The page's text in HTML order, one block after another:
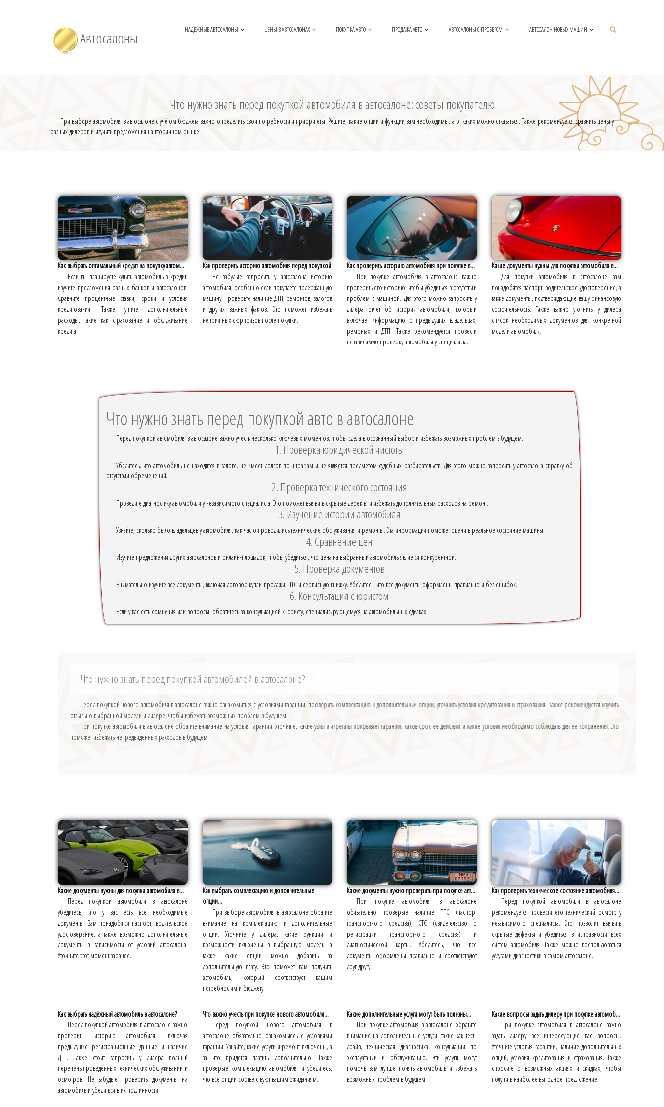
Автосалоны НАДЁЖНЫЕ АВТОСАЛОНЫ ЦЕНЫ В АВТОСАЛОНАХ ПОКУПКА АВТО ПРОДАЖА АВТО АВТОСАЛОНЫ С ПРОБЕГОМ АВТОСАЛОН НОВЫХ МАШИН
Что нужно знать перед покупкой автомобиля в автосалоне: советы покупателю
При выборе автомобиля в автосалоне с учётом бюджета важно определить свои потребности и приоритеты. Решите, какие опции и функции вам необходимы, а от каких можно отказаться. Также рекомендуется сравнить цены у
разных дилеров и изучить предложения на вторичном рынке.
Как выбрать оптимальный кредит на покупку автом...
Если вы планируете купить автомобиль в кредит,
изучите предложения разных банков и автосалонов.
Сравните процентные ставки, сроки и условия
кредитования. Также учтите дополнительные
расходы, такие как страхование и обслуживание
кредита.
Как проверить историю автомобиля перед покупкой
Не забудьте запросить у автосалона историю
автомобиля, особенно если покупаете подержанную
машину. Проверьте наличие ДТП, ремонтов, залогов
и других важных фактов. Это поможет избежать
неприятных сюрпризов после покупки.
Как проверить историю автомобиля при покупке в...
При покупке автомобиля в автосалоне важно
проверить его историю, чтобы убедиться в отсутствии
проблем с машиной. Для этого можно запросить у
дилера отчет об истории автомобиля, который
включает информацию о предыдущих владельцах,
ремонтах и ДТП. Также рекомендуется провести
независимую проверку автомобиля у специалиста.
Какие документы нужны для покупки автомобиля в...
Для покупки автомобиля в автосалоне вам
понадобятся паспорт, водительское удостоверение, а
также документы, подтверждающие вашу финансовую
состоятельность. Также важно уточнить у дилера
список необходимых документов для конкретной
модели автомобиля.
Что нужно знать перед покупкой авто в автосалоне
Перед покупкой автомобиля в автосалоне важно учесть несколько ключевых моментов, чтобы сделать осознанный выбор и избежать возможных проблем в будущем.
1. Проверка юридической чистоты
Убедитесь, что автомобиль не находится в залоге, не имеет долгов по штрафам и не является предметом судебных разбирательств. Для этого можно запросить у автосалона справку об
отсутствии обременений.
2. Проверка технического состояния
Проведите диагностику автомобиля у независимого специалиста. Это поможет выявить скрытые дефекты и избежать дополнительных расходов на ремонт.
3. Изучение истории автомобиля
Узнайте, сколько было владельцев у автомобиля, как часто проводились технические обслуживания и ремонты. Эта информация поможет оценить реальное состояние машины.
4. Сравнение цен
Изучите предложения других автосалонов и онлайн-площадок, чтобы убедиться, что цена на выбранный автомобиль является конкурентной.
5. Проверка документов
Внимательно изучите все документы, включая договор купли-продажи, ПТС и сервисную книжку. Убедитесь, что все документы оформлены правильно и без ошибок.
6. Консультация с юристом
Если у вас есть сомнения или вопросы, обратитесь за консультацией к юристу, специализирующемуся на автомобильных сделках.
Что нужно знать перед покупкой автомобилей в автосалоне?
Перед покупкой нового автомобиля в автосалоне важно ознакомиться с условиями гарантии, проверить комплектацию и дополнительные опции, уточнить условия кредитования и страхования. Также рекомендуется изучить
отзывы о выбранной модели и дилере, чтобы избежать возможных проблем в будущем.
При покупке автомобиля в автосалоне обратите внимание на условия гарантии. Уточните, какие узлы и агрегаты покрывает гарантия, каков срок её действия и какие условия необходимо соблюдать для её сохранения. Это
поможет избежать непредвиденных расходов в будущем.
Какие документы нужны для покупки автомобиля в...
Перед покупкой автомобиля в автосалоне
убедитесь, что у вас есть все необходимые
документы. Вам понадобятся паспорт, водительское
удостоверение, а также возможно дополнительные
документы в зависимости от условий автосалона.
Уточните этот момент заранее.
Как выбрать комплектацию и дополнительные
опции...
При выборе автомобиля в автосалоне обратите
внимание на комплектацию и дополнительные
опции. Уточните у дилера, какие функции и
возможности включены в выбранную модель, а
также какие опции можно добавить за
дополнительную плату. Это поможет вам получить
автомобиль, который соответствует вашим
потребностям и бюджету.
Какие документы нужно проверить при покупке авт...
При покупке автомобиля в автосалоне
обязательно проверьте наличие ПТС (паспорт
транспортного средства), СТС (свидетельство о
регистрации транспортного средства) и
диагностической карты. Убедитесь, что все
документы оформлены правильно и соответствуют
друг другу.
Как проверить техническое состояние автомобиля...
Перед покупкой автомобиля в автосалоне
рекомендуется провести его технический осмотр у
независимого специалиста. Это позволит выявить
скрытые дефекты и убедиться в исправности всех
систем автомобиля. Также можно воспользоваться
услугами диагностики в самом автосалоне.
Как выбрать надёжный автомобиль в автосалоне?
Перед покупкой автомобиля в автосалоне важно
проверить историю автомобиля, включая
предыдущие регистрационные данные и наличие
ДТП. Также стоит запросить у дилера полный
перечень проведённых технических обслуживаний и
осмотров. Не забудьте проверить документы на
автомобиль и убедиться в их подлинности.
Что важно учесть при покупке нового автомобиля...
Перед покупкой нового автомобиля в
автосалоне обязательно ознакомьтесь с условиями
гарантии. Узнайте, какие услуги и ремонт включены, а
за что придётся платить дополнительно. Также
проверьте комплектацию автомобиля и убедитесь,
что все опции соответствуют вашим ожиданиям.
Какие дополнительные услуги могут быть полезны...
При покупке автомобиля в автосалоне обратите
внимание на дополнительные услуги, такие как тест-
драйв, техническая диагностика, консультации по
эксплуатации и обслуживанию. Эти услуги могут
помочь вам лучше понять автомобиль и избежать
возможных проблем в будущем.
Какие вопросы задать дилеру при покупке автомоб...
При покупке автомобиля в автосалоне важно
задать дилеру все интересующие вас вопросы.
Уточните условия гарантии, наличие дополнительных
опций, условия кредитования и страхования. Также
спросите о возможных акциях и скидках, чтобы
получить наиболее выгодное предложение.